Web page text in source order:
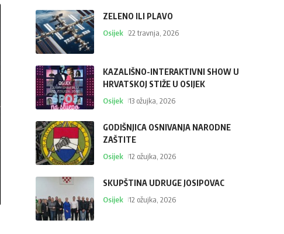
ZELENO ILI PLAVO
Osijek 22 travnja, 2026
KAZALIŠNO-INTERAKTIVNI SHOW U
HRVATSKOJ STIŽE U OSIJEK
Osijek 13 ožujka, 2026
GODIŠNJICA OSNIVANJA NARODNE
ZAŠTITE
Osijek 12 ožujka, 2026
SKUPŠTINA UDRUGE JOSIPOVAC
Osijek 12 ožujka, 2026